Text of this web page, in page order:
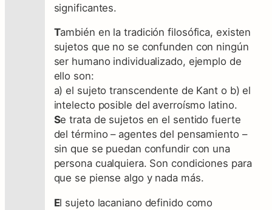
significantes.
También en la tradición filosófica, existen
sujetos que no se confunden con ningún
ser humano individualizado, ejemplo de
ello son:
a) el sujeto transcendente de Kant o b) el
intelecto posible del averroísmo latino.
Se trata de sujetos en el sentido fuerte
del término – agentes del pensamiento –
sin que se puedan confundir con una
persona cualquiera. Son condiciones para
que se piense algo y nada más.
El sujeto lacaniano definido como